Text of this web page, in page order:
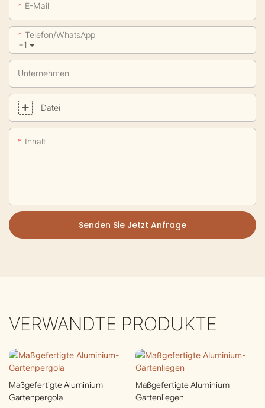
E-Mail
+1
Telefon/WhatsApp
Unternehmen
Datei
Inhalt
Senden Sie Jetzt Anfrage
VERWANDTE PRODUKTE
Maßgefertigte Aluminium-
Gartenpergola
Maßgefertigte Aluminium-
Gartenliegen